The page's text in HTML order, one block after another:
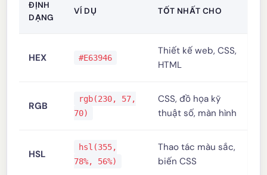
ĐỊNH
DẠNG
VÍ DỤ TỐT NHẤT CHO
HEX #E63946
Thiết kế web, CSS,
HTML
RGB
rgb(230, 57,
70)
CSS, đồ họa kỹ
thuật số, màn hình
HSL
hsl(355,
78%, 56%)
Thao tác màu sắc,
biến CSS